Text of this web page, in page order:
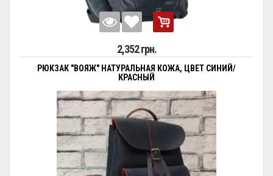
2,352 грн.
РЮКЗАК "ВОЯЖ" НАТУРАЛЬНАЯ КОЖА, ЦВЕТ СИНИЙ/
КРАСНЫЙ